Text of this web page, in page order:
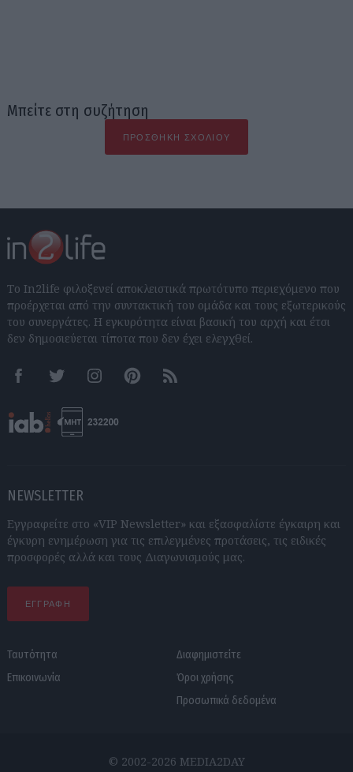
Μπείτε στη συζήτηση
ΠΡΟΣΘΉΚΗ ΣΧΟΛΊΟΥ
Το In2life φιλοξενεί αποκλειστικά πρωτότυπο περιεχόμενο που
προέρχεται από την συντακτική του ομάδα και τους εξωτερικούς
του συνεργάτες. Η εγκυρότητα είναι βασική του αρχή και έτσι
δεν δημοσιεύεται τίποτα που δεν έχει ελεγχθεί.
FacebookTwitter InstagramPinterestRSS feeds
NEWSLETTER
Εγγραφείτε στο «VIP Newsletter» και εξασφαλίστε έγκαιρη και
έγκυρη ενημέρωση για τις επιλεγμένες προτάσεις, τις ειδικές
προσφορές αλλά και τους Διαγωνισμούς μας.
ΕΓΓΡΑΦΗ
Ταυτότητα
Επικοινωνία
Διαφημιστείτε
Όροι χρήσης
Προσωπικά δεδομένα
© 2002-2026 MEDIA2DAY